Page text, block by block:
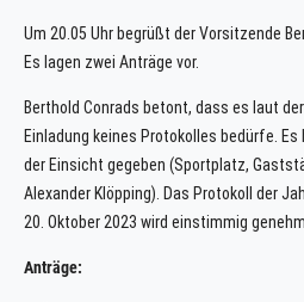
Um 20.05 Uhr begrüßt der Vorsitzende
Es lagen zwei Anträge vor.
Berthold Conrads betont, dass es laut
Einladung keines Protokolles bedürfe.
der Einsicht gegeben (Sportplatz,
Alexander Klöpping). Das Protokoll der
20. Oktober 2023 wird einstimmig
Anträge: